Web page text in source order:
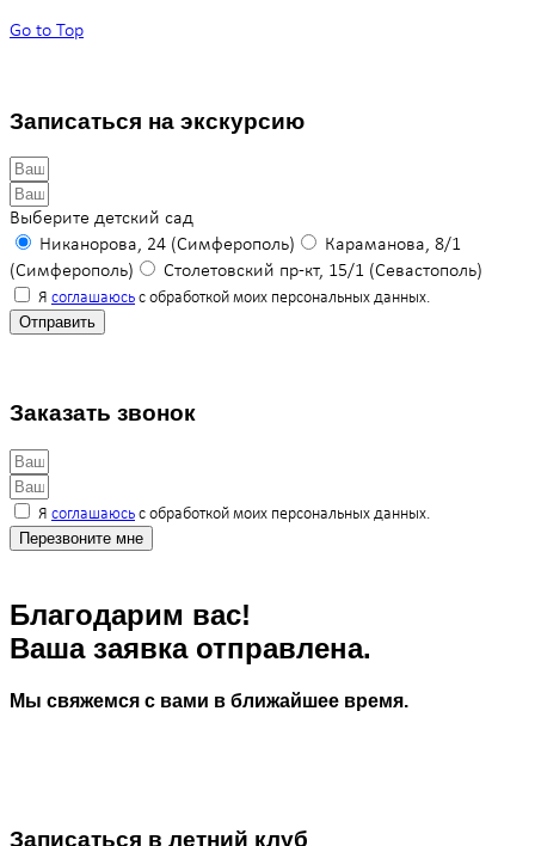
Go to Top
Записаться на экскурсию
Выберите детский сад
Никанорова, 24 (Симферополь)
Караманова, 8/1
(Симферополь)
Столетовский пр-кт, 15/1 (Севастополь)
Я соглашаюсь с обработкой моих персональных данных.
Отправить
Заказать звонок
Я соглашаюсь с обработкой моих персональных данных.
Перезвоните мне
Благодарим вас!
Ваша заявка отправлена.
Мы свяжемся с вами в ближайшее время.
Записаться в летний клуб